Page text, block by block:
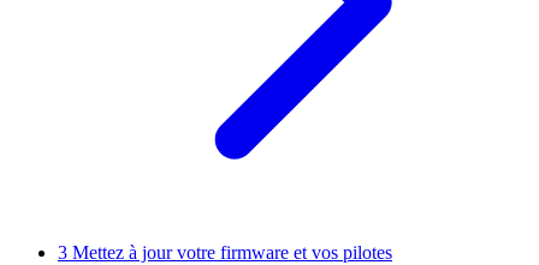
3 Mettez à jour votre firmware et vos pilotes